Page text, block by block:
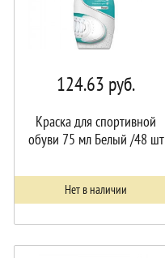
124.63 руб.
Краска для спортивной
обуви 75 мл Белый /48 шт
Нет в наличии